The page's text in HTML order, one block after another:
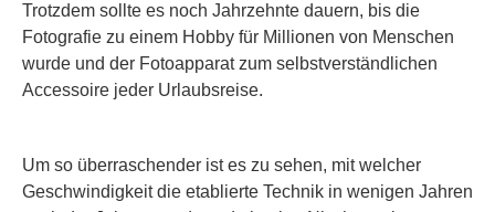
Trotzdem sollte es noch Jahrzehnte dauern, bis die
Fotografie zu einem Hobby für Millionen von Menschen
wurde und der Fotoapparat zum selbstverständlichen
Accessoire jeder Urlaubsreise.
Um so überraschender ist es zu sehen, mit welcher
Geschwindigkeit die etablierte Technik in wenigen Jahren